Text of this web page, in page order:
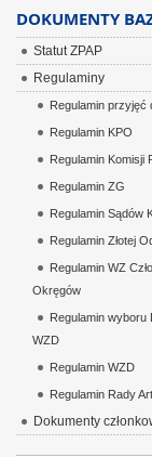
DOKUMENTY
Statut ZPAP
Regulaminy
Regulamin przyjęć
Regulamin KPO
Regulamin Komisji
Regulamin ZG
Regulamin Sądów
Regulamin Złotej
Regulamin WZ
Okręgów
Regulamin wyboru
WZD
Regulamin WZD
Regulamin Rady
Dokumenty